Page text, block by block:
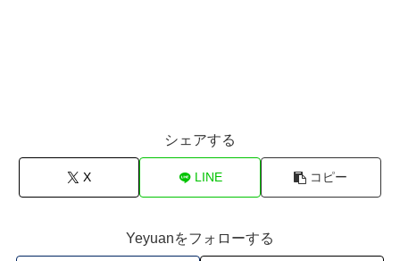
シェアする
X LINE コピー
Yeyuanをフォローする